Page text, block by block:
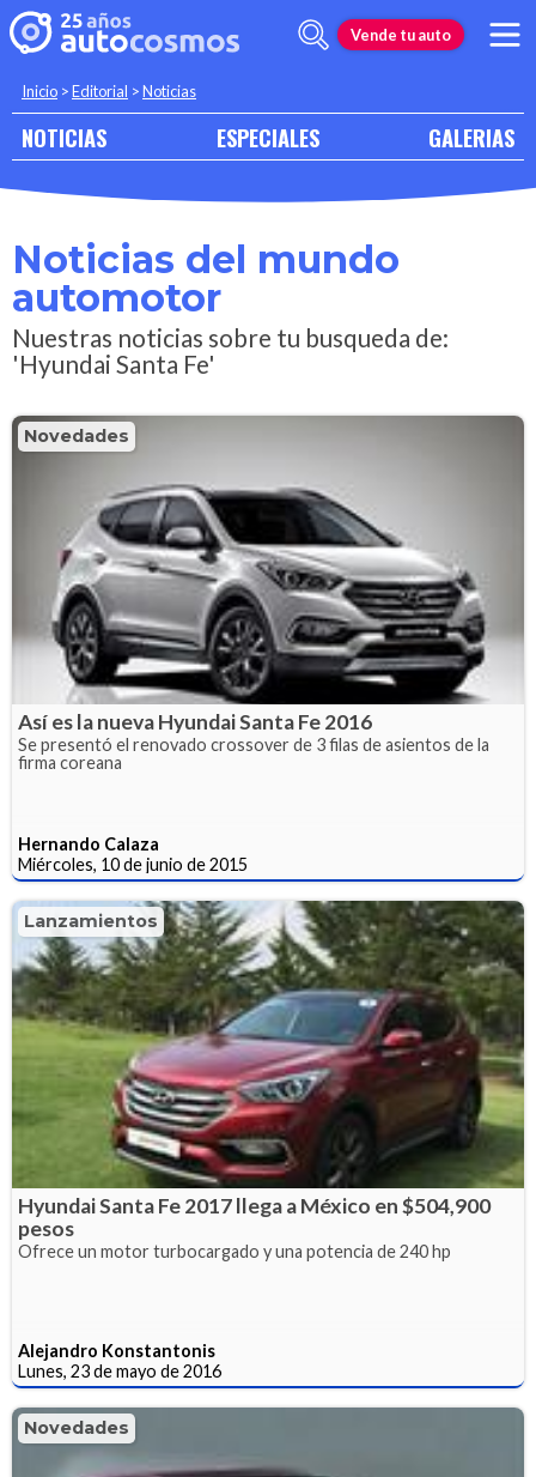
Vende tu auto
Inicio >Editorial >Noticias
NOTICIAS ESPECIALES GALERIAS
Noticias del mundo
automotor
Nuestras noticias sobre tu busqueda de:
'Hyundai Santa Fe'
Novedades
Así es la nueva Hyundai Santa Fe 2016
Se presentó el renovado crossover de 3 filas de asientos de la
firma coreana
Hernando Calaza
Miércoles, 10 de junio de 2015
Lanzamientos
Hyundai Santa Fe 2017 llega a México en $504,900
pesos
Ofrece un motor turbocargado y una potencia de 240 hp
Alejandro Konstantonis
Lunes, 23 de mayo de 2016
Novedades